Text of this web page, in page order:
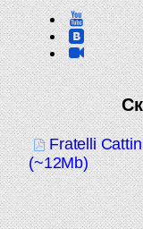
Fratelli
(~12Mb)